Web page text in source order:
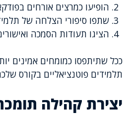
הופיעו כמרצים אורחים
שתפו סיפורי הצלחה של
הציגו תעודות הסמכה
ככל שתיתפסו כמומחים אמינים
תלמידים פוטנציאליים בקורס
יצירת קהילה